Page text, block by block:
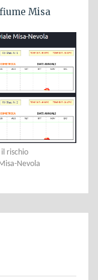
Misa
rischio
Nevola